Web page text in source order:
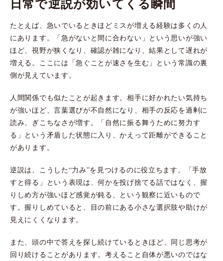
たとえば、急いでいるときほどミスが増える経験は多くの人
にあります。「急がないと間に合わない」という思いが強い
ほど、視野が狭くなり、確認が雑になり、結果として遅れが
増える。ここには「急ぐことが速さを生む」という常識の裏
側が見えています。
人間関係でも似たことが起きます。相手に好かれたい気持ち
が強いほど、言葉選びが不自然になり、相手の反応を過剰に
読み、ぎこちなさが増す。「自然に振る舞うために努力す
る」という矛盾した状態に入り、かえって距離ができること
があります。
逆説は、こうした“力み”を見つけるのに役立ちます。「手放
すと得る」という表現は、何かを投げ捨てる話ではなく、握
りしめ方が強いほど感覚が鈍る、という観察に近いもので
す。握りしめていると、目の前にある小さな選択肢や助けが
見えにくくなります。
また、頭の中で答えを探し続けているときほど、同じ思考が
回り続けることがあります。考えること自体が悪いのではな